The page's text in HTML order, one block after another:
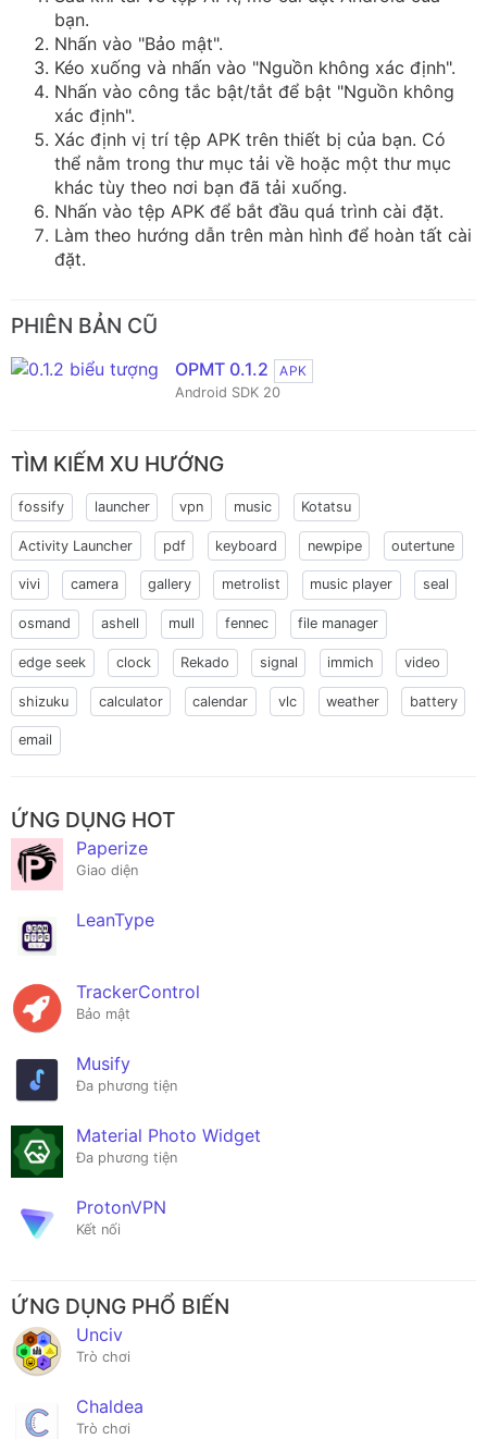
bạn.
Nhấn vào "Bảo mật".
Kéo xuống và nhấn vào "Nguồn không xác định".
Nhấn vào công tắc bật/tắt để bật "Nguồn không
xác định".
Xác định vị trí tệp APK trên thiết bị của bạn. Có
thể nằm trong thư mục tải về hoặc một thư mục
khác tùy theo nơi bạn đã tải xuống.
Nhấn vào tệp APK để bắt đầu quá trình cài đặt.
Làm theo hướng dẫn trên màn hình để hoàn tất cài
đặt.
PHIÊN BẢN CŨ
OPMT 0.1.2
APK
Android SDK 20
TÌM KIẾM XU HƯỚNG
fossify launcher vpn music Kotatsu
Activity Launcher pdf keyboard newpipe outertune
vivi camera gallery metrolist music player seal
osmand ashell mull fennec file manager
edge seek clock Rekado signal immich video
shizuku calculator calendar vlc weather battery
email
ỨNG DỤNG HOT
Paperize
Giao diện
LeanType
TrackerControl
Bảo mật
Musify
Đa phương tiện
Material Photo Widget
Đa phương tiện
ProtonVPN
Kết nối
ỨNG DỤNG PHỔ BIẾN
Unciv
Trò chơi
Chaldea
Trò chơi